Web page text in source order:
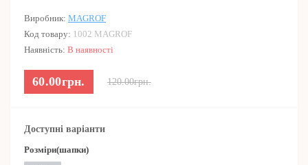
Виробник: MAGROF
Код товару: 1002 MAGROF
Наявність: В наявності
60.00грн. 120.00грн.
Доступні варіанти
Розміри(шапки)